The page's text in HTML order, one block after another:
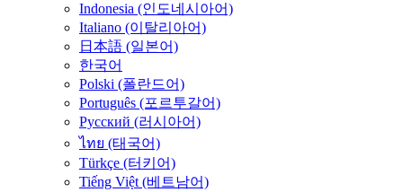
Indonesia (인도네시아어)
Italiano (이탈리아어)
日本語 (일본어)
한국어
Polski (폴란드어)
Português (포르투갈어)
Русский (러시아어)
ไทย (태국어)
Türkçe (터키어)
Tiếng Việt (베트남어)